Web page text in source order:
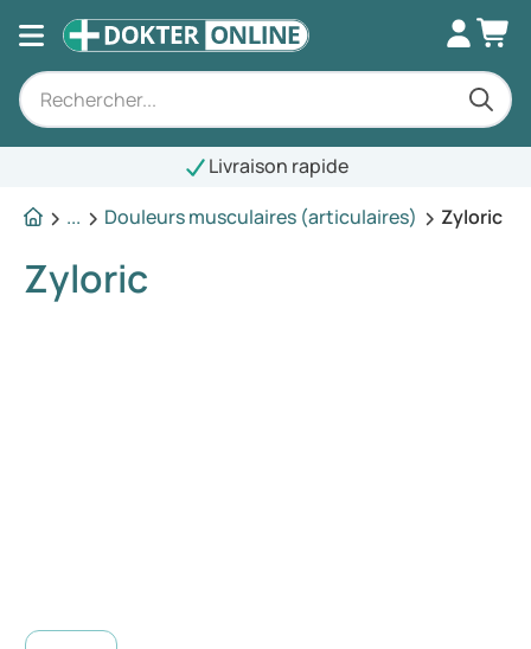
Livraison rapide
...
Douleurs musculaires (articulaires) Zyloric
Zyloric